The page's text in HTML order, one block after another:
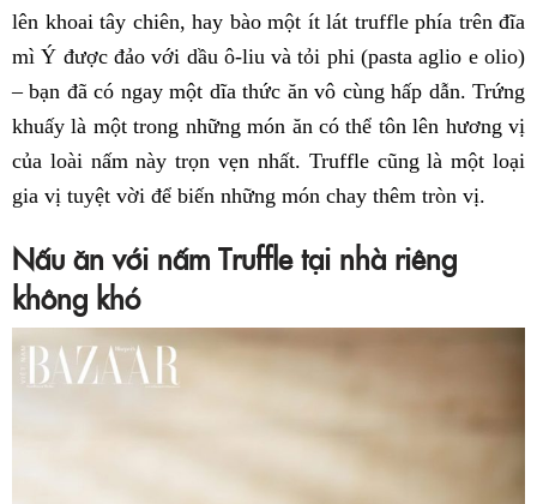
lên khoai tây chiên, hay bào một ít lát truffle phía trên đĩa
mì Ý được đảo với dầu ô-liu và tỏi phi (pasta aglio e olio)
– bạn đã có ngay một dĩa thức ăn vô cùng hấp dẫn. Trứng
khuấy là một trong những món ăn có thể tôn lên hương vị
của loài nấm này trọn vẹn nhất. Truffle cũng là một loại
gia vị tuyệt vời để biến những món chay thêm tròn vị.
Nấu ăn với nấm Truffle tại nhà riêng
không khó